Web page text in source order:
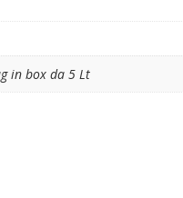
in box da 5 Lt